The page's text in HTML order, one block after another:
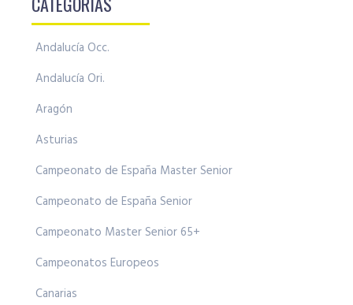
Andalucía Occ.
Andalucía Ori.
Aragón
Asturias
Campeonato de España Master Senior
Campeonato de España Senior
Campeonato Master Senior 65+
Campeonatos Europeos
Canarias